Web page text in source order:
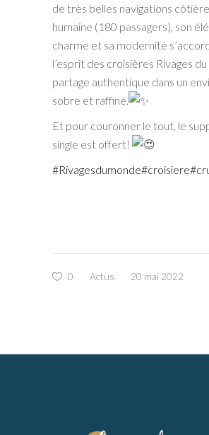
de très belles navigations
humaine (180 passagers), son
charme et sa modernité
l’esprit des croisières Rivages
partage authentique dans un
sobre et raffiné.
Et pour couronner le tout, le
single est offert!
#Rivagesdumonde#croisiere
0 Actus 20 mai 2022